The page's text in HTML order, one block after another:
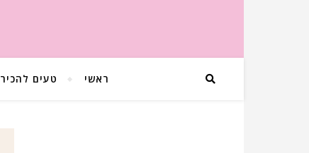
ראשי טעים להכיר